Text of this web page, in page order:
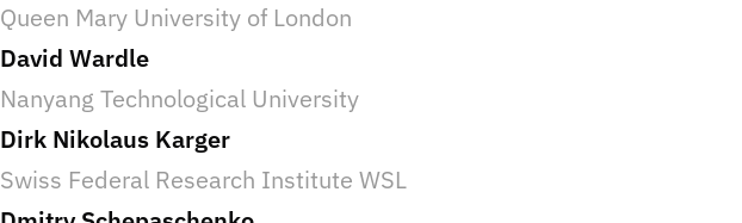
Queen Mary University of London
David Wardle
Nanyang Technological University
Dirk Nikolaus Karger
Swiss Federal Research Institute WSL